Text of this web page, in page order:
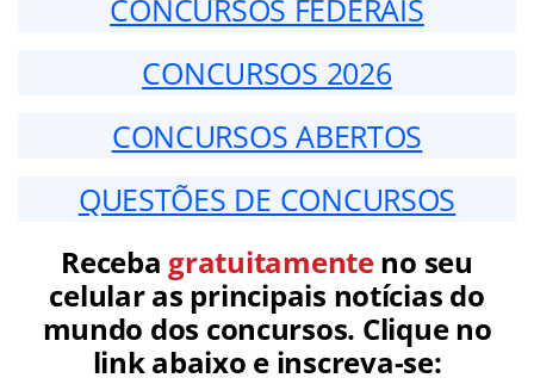
CONCURSOS FEDERAIS
CONCURSOS 2026
CONCURSOS ABERTOS
QUESTÕES DE CONCURSOS
Receba gratuitamenteno seu
celular as principais notícias do
mundo dos concursos. Clique no
link abaixo e inscreva-se: